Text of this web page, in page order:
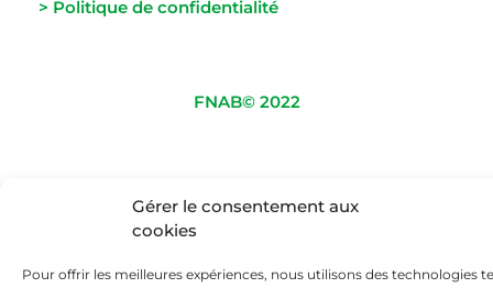
Gérer le consentement aux
cookies
Pour offrir les meilleures expériences, nous utilisons des technologies
> Politique de confidentialité
FNAB© 2022